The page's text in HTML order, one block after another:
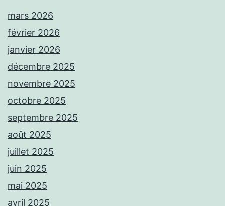
mars 2026
février 2026
janvier 2026
décembre 2025
novembre 2025
octobre 2025
septembre 2025
août 2025
juillet 2025
juin 2025
mai 2025
avril 2025